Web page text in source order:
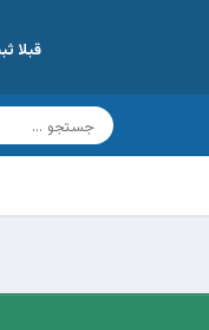
قبلا